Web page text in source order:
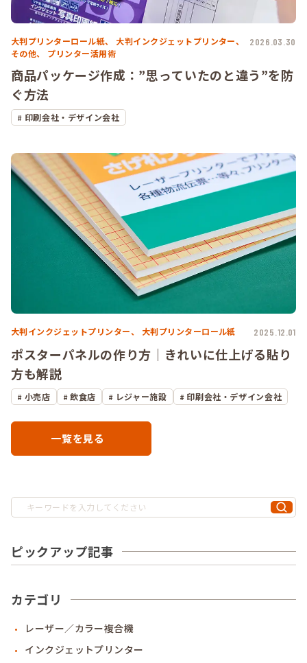
大判プリンターロール紙、
大判インクジェットプリンター、
その他、
プリンター活用術
2026.03.30
商品パッケージ作成：”思っていたのと違う”を防
ぐ方法
印刷会社・デザイン会社
大判インクジェットプリンター、 大判プリンターロール紙 2025.12.01
ポスターパネルの作り方｜きれいに仕上げる貼り
方も解説
小売店 飲食店 レジャー施設 印刷会社・デザイン会社
一覧を見る
ピックアップ記事
カテゴリ
レーザー／カラー複合機
インクジェットプリンター